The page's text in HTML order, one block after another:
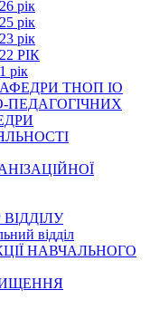
рік
рік
рік
РІК
рік
ТНОП ІО
ПЕДАГОГІЧНИХ
вiддiл
НАВЧАЛЬНОГО